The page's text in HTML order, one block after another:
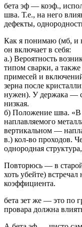
бета эф — коэф.,
шва. Т.е., на него
дефекты,
Как я понимаю (мб, и
он включает в себя:
а.) Вероятность
типом сварки, а
примесей и
зерна после
нужен). У держака —
низкая.
б) Положение шва. «В
наплавляемого
вертикальном —
в.) кол-во проходов.
однородная
Повторюсь — в
хоть убейте)
коэффициента.
бета зет же — это по
провара должна